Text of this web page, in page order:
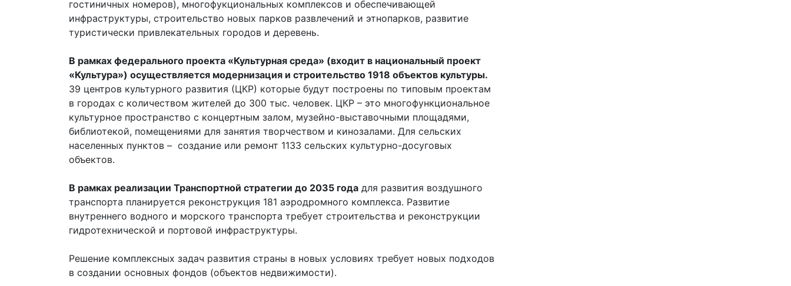
гостиничных номеров), многофукциональных комплексов и обеспечивающей
инфраструктуры, строительство новых парков развлечений и этнопарков, развитие
туристически привлекательных городов и деревень.
В рамках федерального проекта «Культурная среда» (входит в национальный проект
«Культура») осуществляется модернизация и строительство 1918 объектов культуры.
39 центров культурного развития (ЦКР) которые будут построены по типовым проектам
в городах с количеством жителей до 300 тыс. человек. ЦКР – это многофункциональное
культурное пространство с концертным залом, музейно-выставочными площадями,
библиотекой, помещениями для занятия творчеством и кинозалами. Для сельских
населенных пунктов – создание или ремонт 1133 сельских культурно-досуговых
объектов.
В рамках реализации Транспортной стратегии до 2035 года для развития воздушного
транспорта планируется реконструкция 181 аэродромного комплекса. Развитие
внутреннего водного и морского транспорта требует строительства и реконструкции
гидротехнической и портовой инфраструктуры.
Решение комплексных задач развития страны в новых условиях требует новых подходов
в создании основных фондов (объектов недвижимости).